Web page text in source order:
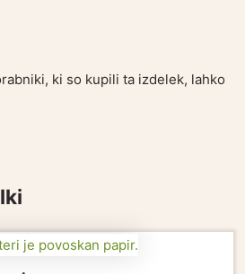
ki so kupili ta izdelek, lahko